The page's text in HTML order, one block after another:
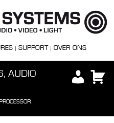
SUPPORT OVER ONS
AUDIO